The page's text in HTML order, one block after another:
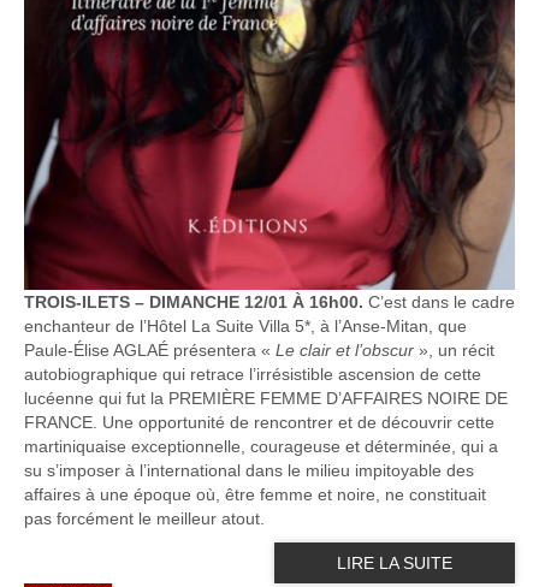
TROIS-ILETS – DIMANCHE 12/01 À 16h00. C’est dans le cadre
enchanteur de l’Hôtel La Suite Villa 5*, à l’Anse-Mitan, que
Paule-Élise AGLAÉ présentera « Le clair et l’obscur », un récit
autobiographique qui retrace l’irrésistible ascension de cette
lucéenne qui fut la PREMIÈRE FEMME D’AFFAIRES NOIRE DE
FRANCE. Une opportunité de rencontrer et de découvrir cette
martiniquaise exceptionnelle, courageuse et déterminée, qui a
su s’imposer à l’international dans le milieu impitoyable des
affaires à une époque où, être femme et noire, ne constituait
pas forcément le meilleur atout.
LIRE LA SUITE